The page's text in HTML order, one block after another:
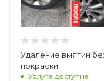
Удаление вмятин
покраски
Услуга доступна